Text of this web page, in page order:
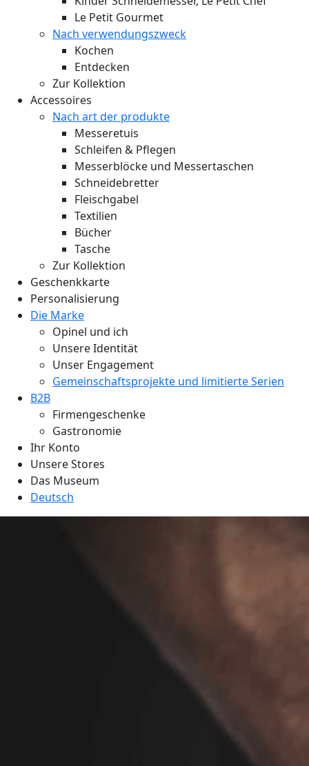
Le Petit Gourmet
Nach verwendungszweck
Kochen
Entdecken
Zur Kollektion
Accessoires
Nach art der produkte
Messeretuis
Schleifen & Pflegen
Messerblöcke und Messertaschen
Schneidebretter
Fleischgabel
Textilien
Bücher
Tasche
Zur Kollektion
Geschenkkarte
Personalisierung
Die Marke
Opinel und ich
Unsere Identität
Unser Engagement
Gemeinschaftsprojekte und limitierte Serien
B2B
Firmengeschenke
Gastronomie
Ihr Konto
Unsere Stores
Das Museum
Deutsch